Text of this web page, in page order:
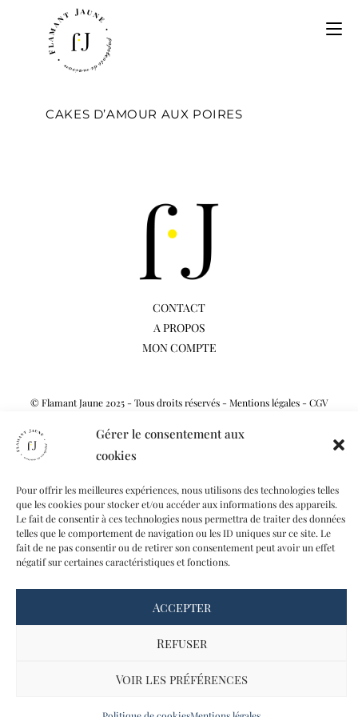
Gérer le consentement aux
cookies
Pour offrir les meilleures expériences, nous utilisons des technologies telles
que les cookies pour stocker et/ou accéder aux informations des appareils.
Le fait de consentir à ces technologies nous permettra de traiter des données
telles que le comportement de navigation ou les ID uniques sur ce site. Le
fait de ne pas consentir ou de retirer son consentement peut avoir un effet
négatif sur certaines caractéristiques et fonctions.
Accepter
Refuser
Voir les préférences
CAKES D’AMOUR AUX POIRES
CONTACT
A PROPOS
MON COMPTE
© Flamant Jaune 2025 - Tous droits réservés -Mentions légales-CGV